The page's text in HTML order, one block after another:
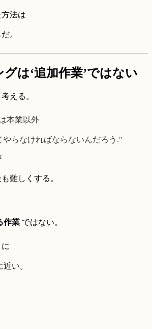
法は
。
は‘追加作業’ではない
える。
本業以外
やらなければならないんだろう."
難しくする。
作業 ではない。
近い。